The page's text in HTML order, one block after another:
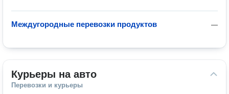
—
Междугородные перевозки продуктов
Курьеры на авто
Перевозки и курьеры